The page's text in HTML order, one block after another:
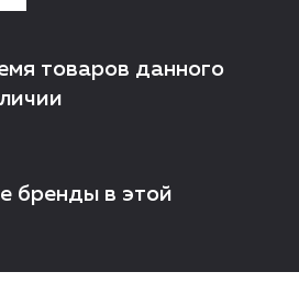
товаров данного
бренды в этой